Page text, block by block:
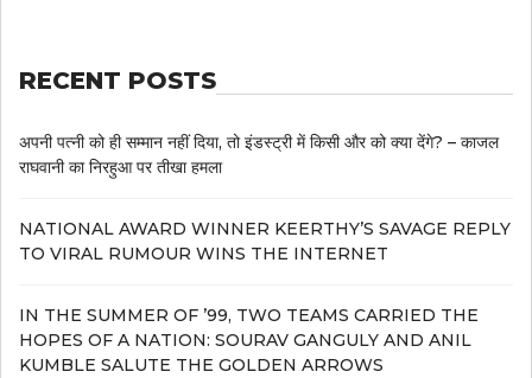
RECENT POSTS
अपनी पत्नी को ही सम्मान नहीं दिया, तो इंडस्ट्री में किसी और को क्या देंगे? – काजल
राघवानी का निरहुआ पर तीखा हमला
NATIONAL AWARD WINNER KEERTHY’S SAVAGE REPLY
TO VIRAL RUMOUR WINS THE INTERNET
IN THE SUMMER OF ’99, TWO TEAMS CARRIED THE
HOPES OF A NATION: SOURAV GANGULY AND ANIL
KUMBLE SALUTE THE GOLDEN ARROWS